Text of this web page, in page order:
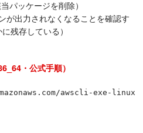
パッケージを削除）
が出力されなくなることを確認す
残存している）
・公式手順）
awscli-exe-